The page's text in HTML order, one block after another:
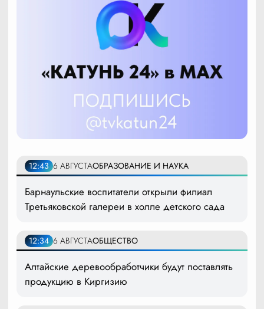
12:43 6 АВГУСТАОБРАЗОВАНИЕ И НАУКА
Барнаульские воспитатели открыли филиал
Третьяковской галереи в холле детского сада
12:34 6 АВГУСТАОБЩЕСТВО
Алтайские деревообработчики будут поставлять
продукцию в Киргизию